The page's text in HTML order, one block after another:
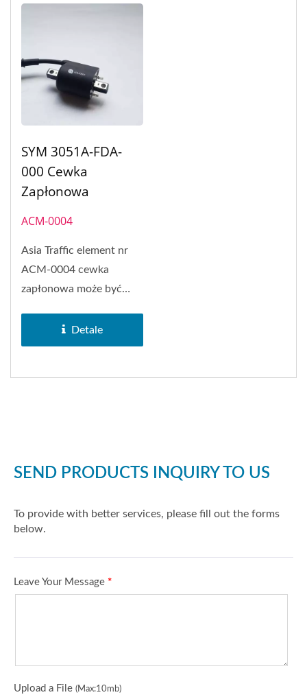
SYM 3051A-FDA-
000 Cewka
Zapłonowa
ACM-0004
Asia Traffic element nr
ACM-0004 cewka
zapłonowa może być
110/MII 110,...
Detale